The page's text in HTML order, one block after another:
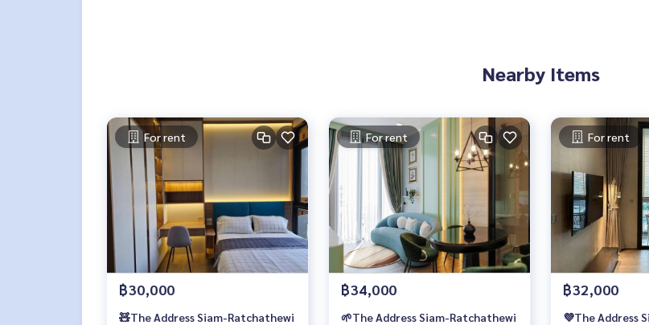
Wechat : TheRealP
WhatsApp :+66 82 269 6289
Tel092-628-9945
Call
082-269-6289
Nearby Items
For rent
฿30,000
🧸The Address Siam-Ratchathewi
For rent
฿34,000
🌱The Address Siam-Ratchathewi
For rent
฿32,000
💜The Address